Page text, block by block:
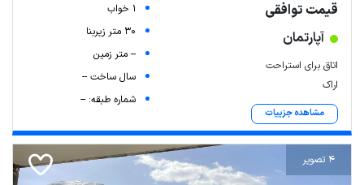
قیمت توافقی
آپارتمان
اتاق برای استراحت
اراک
مشاهده جزییات
1 خواب
30 متر زیربنا
-- متر زمین
سال ساخت --
شماره طبقه: --
4 تصویر